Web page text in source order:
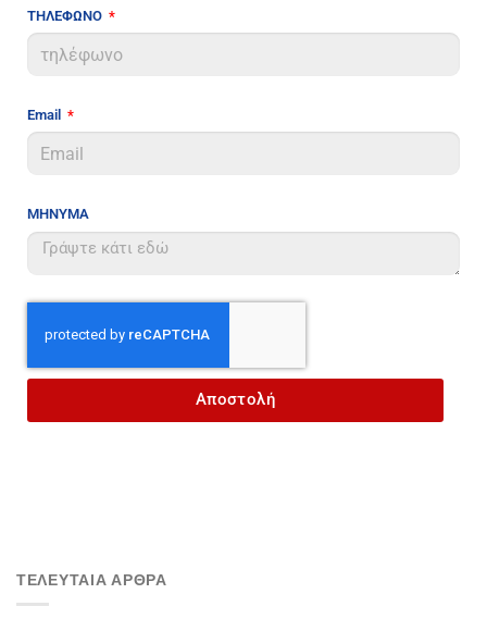
ΤΗΛΕΦΩΝΟ
Email
ΜΗΝΥΜΑ
Αποστολή
ΤΕΛΕΥΤΑΙΑ ΑΡΘΡΑ